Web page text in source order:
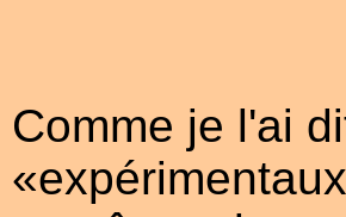
Comme je l'ai